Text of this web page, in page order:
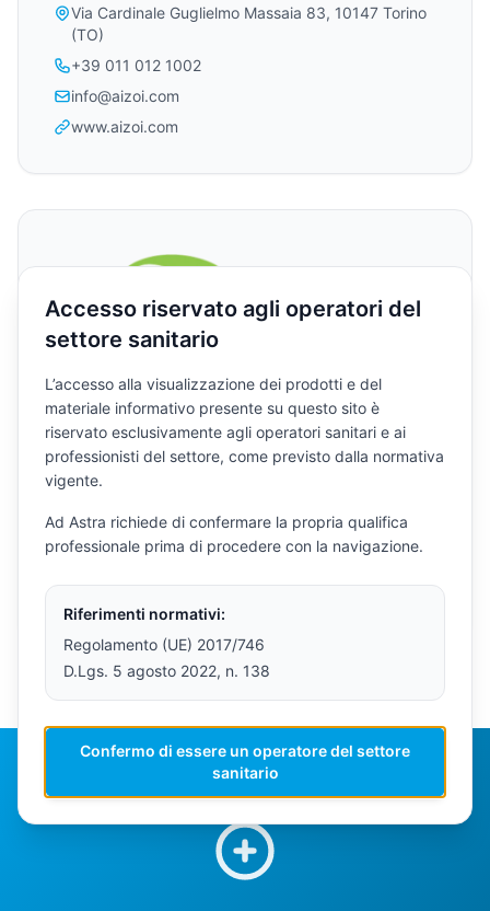
Accesso riservato agli operatori del
settore sanitario
L’accesso alla visualizzazione dei prodotti e del
materiale informativo presente su questo sito è
riservato esclusivamente agli operatori sanitari e ai
professionisti del settore, come previsto dalla normativa
vigente.
Ad Astra richiede di confermare la propria qualifica
professionale prima di procedere con la navigazione.
Riferimenti normativi:
Regolamento (UE) 2017/746
D.Lgs. 5 agosto 2022, n. 138
Confermo di essere un operatore del settore
sanitario
Via Cardinale Guglielmo Massaia 83, 10147 Torino
(TO)
+39 011 012 1002​
info@aizoi.com
www.aizoi.com
Genesi s.r.l.
OSPEDALI - CLINICHE - STUDI
MEDICI - ALTRO
(+39) 0362 621857